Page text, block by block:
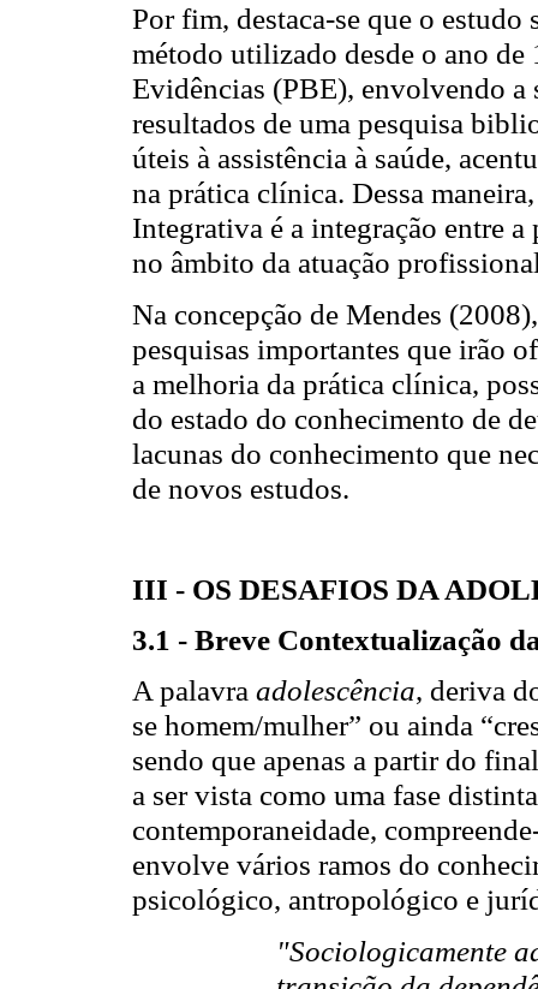
Por fim, destaca-se que o estudo
método utilizado desde o ano de
Evidências (PBE), envolvendo a
resultados de uma pesquisa
úteis à assistência à saúde,
na prática clínica. Dessa
Integrativa é a integração entre
no âmbito da atuação
Na concepção de Mendes
pesquisas importantes que irão
a melhoria da prática clínica,
do estado do conhecimento de
lacunas do conhecimento que
de novos estudos.
III - OS DESAFIOS DA
3.1 - Breve Contextualização
A palavra adolescência, deriva
se homem/mulher” ou ainda
sendo que apenas a partir do
a ser vista como uma fase
contemporaneidade,
envolve vários ramos do
psicológico, antropológico e
"Sociologicamente